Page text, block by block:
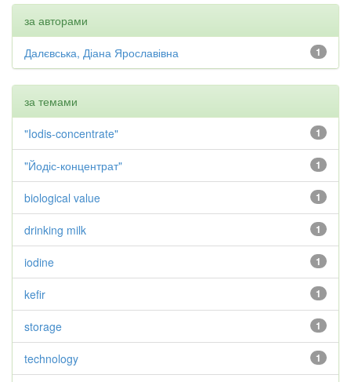
за авторами
1
Далєвська, Діана Ярославівна
за темами
1
"Iodis-concentrate"
1
"Йодіс-концентрат"
1
biological value
1
drinking milk
1
iodine
1
kefir
1
storage
1
technology